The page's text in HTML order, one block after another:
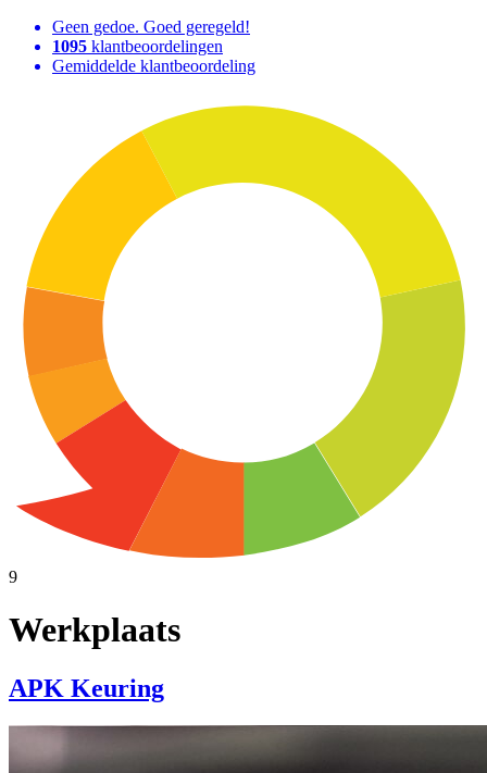
Geen gedoe. Goed geregeld!
1095 klantbeoordelingen
Gemiddelde klantbeoordeling
9
Werkplaats
APK Keuring